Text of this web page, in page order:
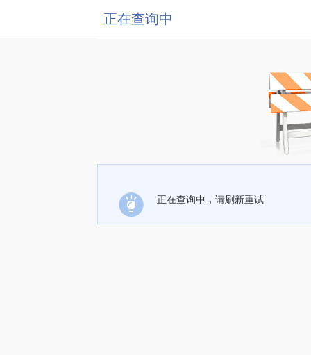
正在查询中
正在查询中，请刷新重试